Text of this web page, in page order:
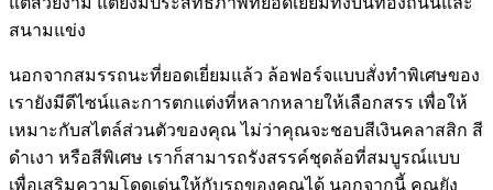
สนามแข่ง
นอกจากสมรรถนะที่ยอดเยี่ยมแล้ว ล้อฟอร์จแบบสั่งทำพิเศษของ
เรายังมีดีไซน์และการตกแต่งที่หลากหลายให้เลือกสรร เพื่อให้
เหมาะกับสไตล์ส่วนตัวของคุณ ไม่ว่าคุณจะชอบสีเงินคลาสสิก สี
ดำเงา หรือสีพิเศษ เราก็สามารถรังสรรค์ชุดล้อที่สมบูรณ์แบบ
เพื่อเสริมความโดดเด่นให้กับรถของคุณได้ นอกจากนี้ คุณยัง